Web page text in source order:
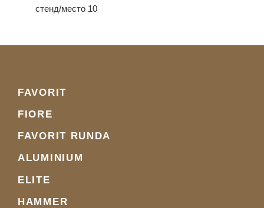
стенд/место 10
FAVORIT
FIORE
FAVORIT RUNDA
ALUMINIUM
ELITE
HAMMER